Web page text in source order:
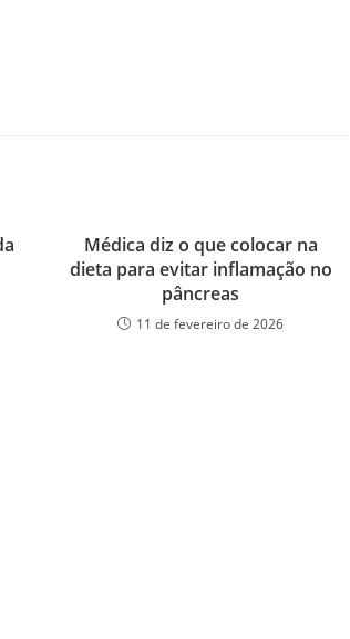
Médica diz o que colocar na
dieta para evitar inflamação no
pâncreas
11 de fevereiro de 2026